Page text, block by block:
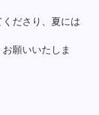
ださり、夏には
願いいたしま